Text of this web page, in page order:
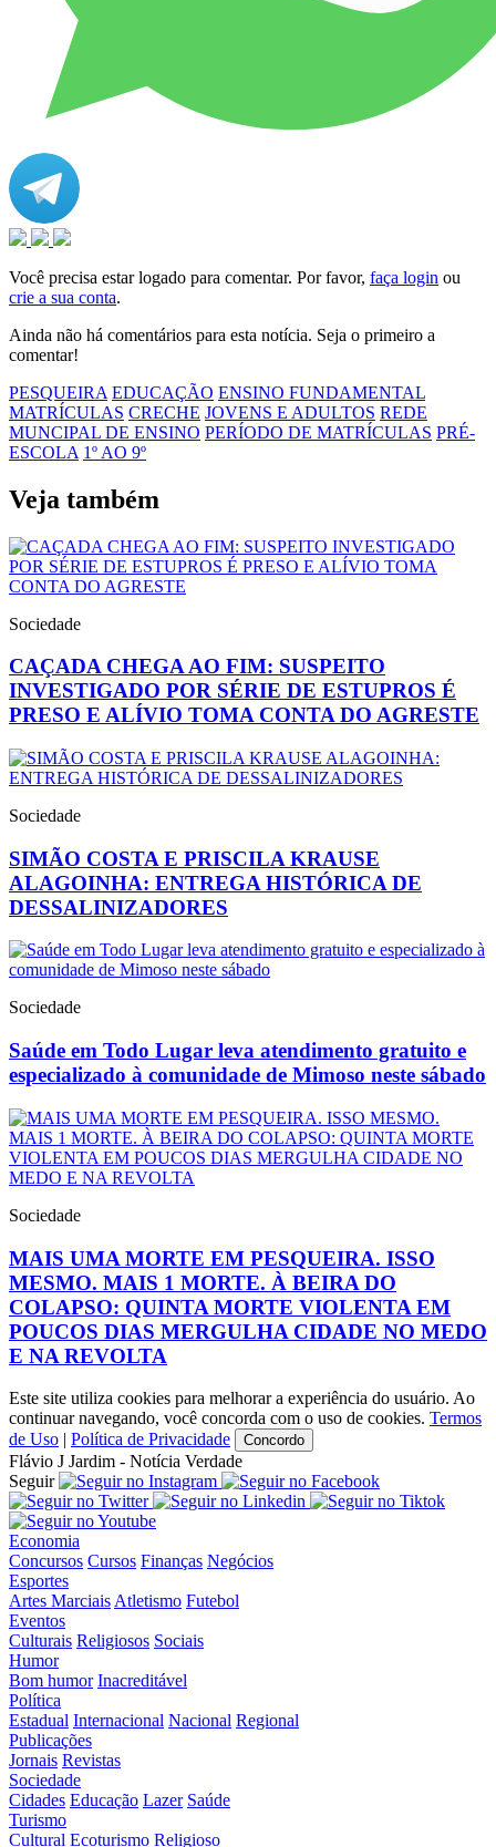
Você precisa estar logado para comentar. Por favor, faça login ou
crie a sua conta.
Ainda não há comentários para esta notícia. Seja o primeiro a
comentar!
PESQUEIRA EDUCAÇÃO ENSINO FUNDAMENTAL
MATRÍCULAS CRECHE JOVENS E ADULTOS REDE
MUNCIPAL DE ENSINO PERÍODO DE MATRÍCULAS PRÉ-
ESCOLA 1º AO 9º
Veja também
Sociedade
CAÇADA CHEGA AO FIM: SUSPEITO
INVESTIGADO POR SÉRIE DE ESTUPROS É
PRESO E ALÍVIO TOMA CONTA DO AGRESTE
Sociedade
SIMÃO COSTA E PRISCILA KRAUSE
ALAGOINHA: ENTREGA HISTÓRICA DE
DESSALINIZADORES
Sociedade
Saúde em Todo Lugar leva atendimento gratuito e
especializado à comunidade de Mimoso neste sábado
Sociedade
MAIS UMA MORTE EM PESQUEIRA. ISSO
MESMO. MAIS 1 MORTE. À BEIRA DO
COLAPSO: QUINTA MORTE VIOLENTA EM
POUCOS DIAS MERGULHA CIDADE NO MEDO
E NA REVOLTA
Este site utiliza cookies para melhorar a experiência do usuário. Ao
continuar navegando, você concorda com o uso de cookies. Termos
de Uso | Política de Privacidade Concordo
Flávio J Jardim - Notícia Verdade
Seguir
Economia
Concursos Cursos Finanças Negócios
Esportes
Artes Marciais Atletismo Futebol
Eventos
Culturais Religiosos Sociais
Humor
Bom humor Inacreditável
Política
Estadual Internacional Nacional Regional
Publicações
Jornais Revistas
Sociedade
Cidades Educação Lazer Saúde
Turismo
Cultural Ecoturismo Religioso